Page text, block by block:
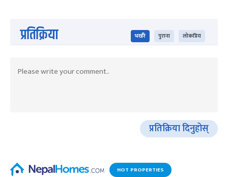
प्रतिक्रिया भर्खरै पुराना लोकप्रिय
प्रतिक्रिया दिनुहोस्
HOT PROPERTIES